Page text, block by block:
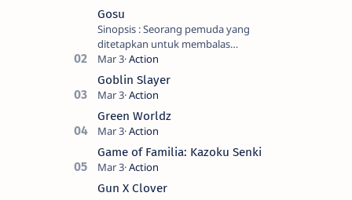
Gosu
Sinopsis : Seorang pemuda yang
ditetapkan untuk membalas
masternya, seorang seniman bela diri
kuat sekali yang dikhianati oleh anak
buahn…
Goblin Slayer
Green Worldz
Game of Familia: Kazoku Senki
Gun X Clover